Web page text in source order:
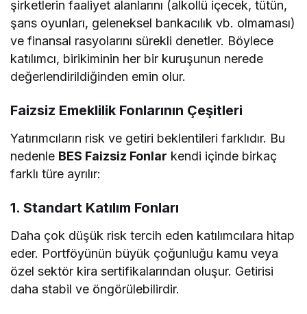
şirketlerin faaliyet alanlarını (alkollü içecek, tütün,
şans oyunları, geleneksel bankacılık vb. olmaması)
ve finansal rasyolarını sürekli denetler. Böylece
katılımcı, birikiminin her bir kuruşunun nerede
değerlendirildiğinden emin olur.
Faizsiz Emeklilik Fonlarının Çeşitleri
Yatırımcıların risk ve getiri beklentileri farklıdır. Bu
nedenle BES Faizsiz Fonlar kendi içinde birkaç
farklı türe ayrılır:
1. Standart Katılım Fonları
Daha çok düşük risk tercih eden katılımcılara hitap
eder. Portföyünün büyük çoğunluğu kamu veya
özel sektör kira sertifikalarından oluşur. Getirisi
daha stabil ve öngörülebilirdir.